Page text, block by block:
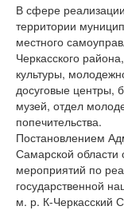
В сфере
территории
местного
Черкасского
культуры,
досуговые центры,
музей, отдел
попечительства.
Постановлением
Самарской
мероприятий по
государственной
м. р. К-Черкасский